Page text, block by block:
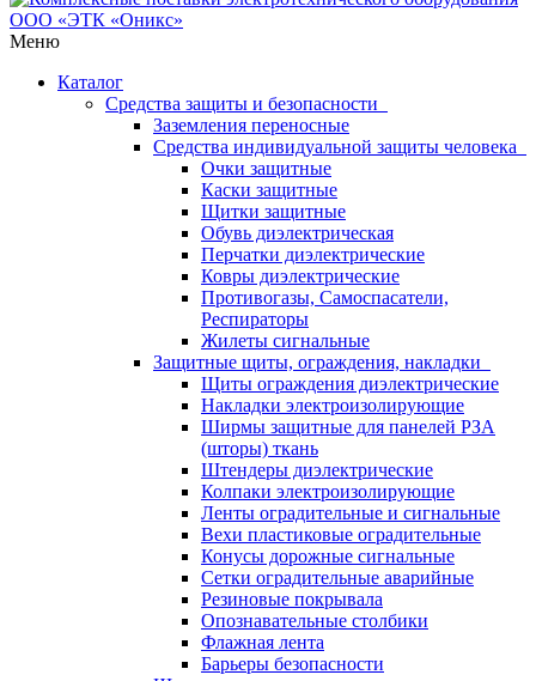
Меню
Каталог
Средства защиты и безопасности
Заземления переносные
Средства индивидуальной защиты человека
Очки защитные
Каски защитные
Щитки защитные
Обувь диэлектрическая
Перчатки диэлектрические
Ковры диэлектрические
Противогазы, Самоспасатели,
Респираторы
Жилеты сигнальные
Защитные щиты, ограждения, накладки
Щиты ограждения диэлектрические
Накладки электроизолирующие
Ширмы защитные для панелей РЗА
(шторы) ткань
Штендеры диэлектрические
Колпаки электроизолирующие
Ленты оградительные и сигнальные
Вехи пластиковые оградительные
Конусы дорожные сигнальные
Сетки оградительные аварийные
Резиновые покрывала
Опознавательные столбики
Флажная лента
Барьеры безопасности